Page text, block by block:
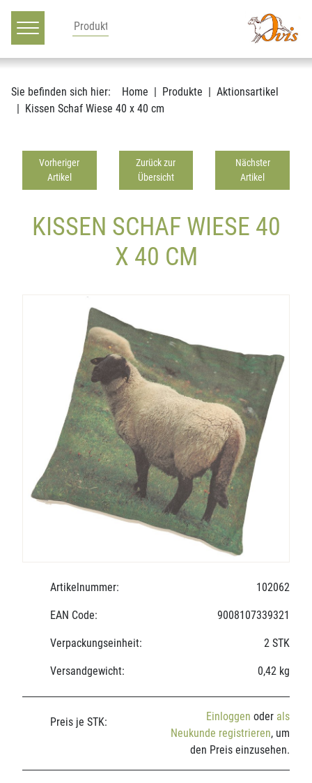
Hauptnavigation
Zum Inhalt
Sie befinden sich hier: Home Produkte
Aktionsartikel
Kissen Schaf Wiese 40 x 40 cm
Vorheriger
Artikel
Zurück zur
Übersicht
Nächster
Artikel
KISSEN SCHAF WIESE 40
X 40 CM
Artikelnummer: 102062
EAN Code: 9008107339321
Verpackungseinheit: 2 STK
Versandgewicht: 0,42 kg
Preis je STK: Einloggen oder als
Neukunde registrieren, um
den Preis einzusehen.